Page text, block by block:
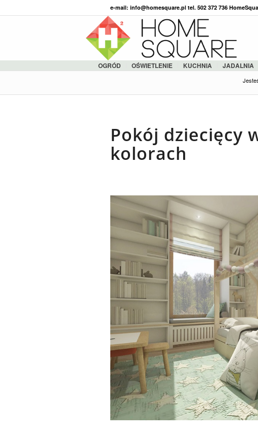
e-mail: info@homesquare.pl tel. 502 372 736
OGRÓD OŚWIETLENIE KUCHNIA JADALNIA
Pokój dziecięcy
kolorach